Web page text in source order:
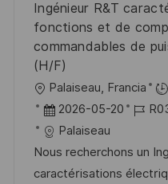
c
c
i
ó
n
Ingénieur R&T
fonctions et de
commandables de
(H/F)
U
b
c
a
Palaiseau, Francia
F
e
c
h
2026-05-20
I
d
e
Palaiseau
Nous recherchons un
caractérisations